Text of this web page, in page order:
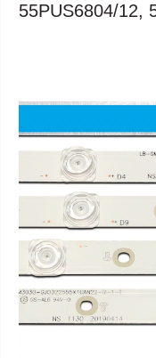
55PUS6804/12,